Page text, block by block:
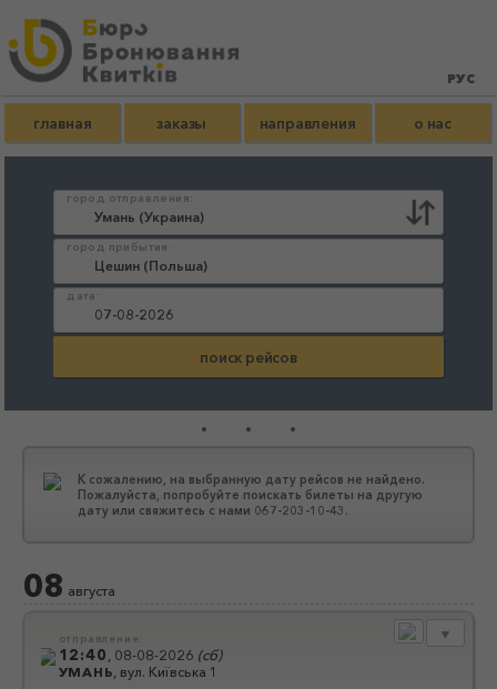
главная заказы направления о нас
город отправления:
город прибытия:
дата:
...
К сожалению, на выбранную дату рейсов не найдено.
Пожалуйста, попробуйте поискать билеты на другую
дату или свяжитесь с нами 067-203-10-43.
08 августа
▼
отправление:
12:40 08-08-2026 (сб)
УМАНЬ вул. Київська 1